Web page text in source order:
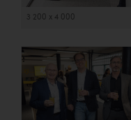
3 200 x 4 000